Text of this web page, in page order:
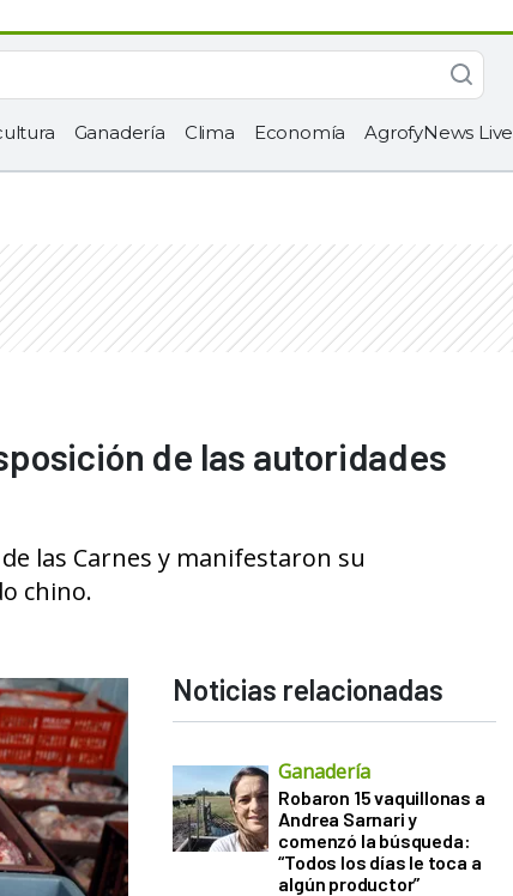
Ganadería Clima Economía AgrofyNews Live
de las autoridades
las Carnes y manifestaron su
chino.
Noticias relacionadas
Ganadería
Robaron 15 vaquillonas a
Andrea Sarnari y
comenzó la búsqueda:
“Todos los días le toca a
algún productor”